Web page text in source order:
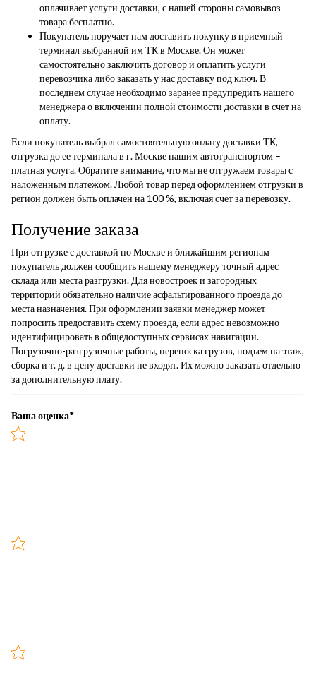
оплачивает услуги доставки, с нашей стороны самовывоз
товара бесплатно.
Покупатель поручает нам доставить покупку в приемный
терминал выбранной им ТК в Москве. Он может
самостоятельно заключить договор и оплатить услуги
перевозчика либо заказать у нас доставку под ключ. В
последнем случае необходимо заранее предупредить нашего
менеджера о включении полной стоимости доставки в счет на
оплату.
Если покупатель выбрал самостоятельную оплату доставки ТК,
отгрузка до ее терминала в г. Москве нашим автотранспортом –
платная услуга. Обратите внимание, что мы не отгружаем товары с
наложенным платежом. Любой товар перед оформлением отгрузки в
регион должен быть оплачен на 100 %, включая счет за перевозку.
Получение заказа
При отгрузке с доставкой по Москве и ближайшим регионам
покупатель должен сообщить нашему менеджеру точный адрес
склада или места разгрузки. Для новостроек и загородных
территорий обязательно наличие асфальтированного проезда до
места назначения. При оформлении заявки менеджер может
попросить предоставить схему проезда, если адрес невозможно
идентифицировать в общедоступных сервисах навигации.
Погрузочно-разгрузочные работы, переноска грузов, подъем на этаж,
сборка и т. д. в цену доставки не входят. Их можно заказать отдельно
за дополнительную плату.
Ваша оценка*